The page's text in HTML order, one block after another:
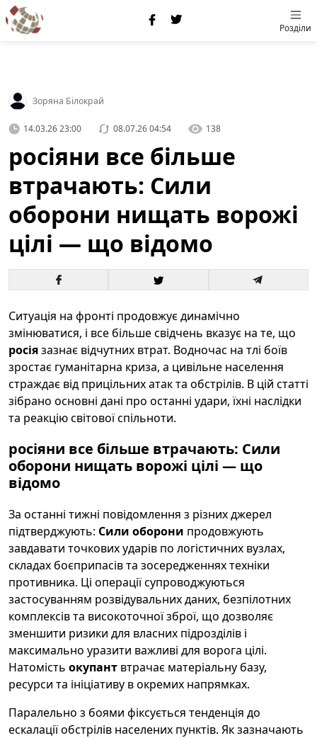
Розділи
Зоряна Білокрай
14.03.26 23:00 08.07.26 04:54 138
росіяни все більше
втрачають: Сили
оборони нищать ворожі
цілі — що відомо
Ситуація на фронті продовжує динамічно
змінюватися, і все більше свідчень вказує на те, що
росіязазнає відчутних втрат. Водночас на тлі боїв
зростає гуманітарна криза, а цивільне населення
страждає від прицільних атак та обстрілів. В цій статті
зібрано основні дані про останні удари, їхні наслідки
та реакцію світової спільноти.
росіяни все більше втрачають: Сили
оборони нищать ворожі цілі — що
відомо
За останні тижні повідомлення з різних джерел
підтверджують: Сили оборони продовжують
завдавати точкових ударів по логістичних вузлах,
складах боєприпасів та зосередженнях техніки
противника. Ці операції супроводжуються
застосуванням розвідувальних даних, безпілотних
комплексів та високоточної зброї, що дозволяє
зменшити ризики для власних підрозділів і
максимально уразити важливі для ворога цілі.
Натомість окупант втрачає матеріальну базу,
ресурси та ініціативу в окремих напрямках.
Паралельно з боями фіксується тенденція до
ескалації обстрілів населених пунктів. Як зазначають